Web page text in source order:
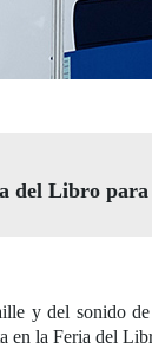
del Libro
y del sonido
en la Feria del